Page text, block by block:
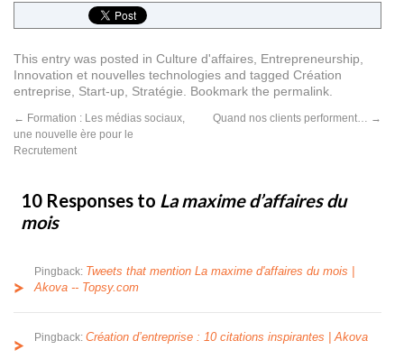
This entry was posted in Culture d'affaires Entrepreneurship
Innovation et nouvelles technologies and tagged Création
entreprise
Start-up Stratégie . Bookmark the permalink
← Formation : Les médias sociaux,
une nouvelle ère pour le
Recrutement
Quand nos clients performent… →
10 Responses to La maxime d’affaires du
mois
Pingback: Tweets that mention La maxime d'affaires du mois |
Akova -- Topsy.com
Pingback: Création d’entreprise : 10 citations inspirantes | Akova